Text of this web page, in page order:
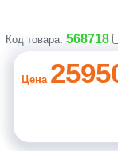
Код товара: 568718
Цена